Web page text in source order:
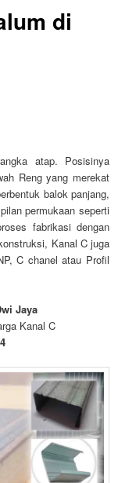
di
atap. Posisinya
Reng yang merekat
balok panjang,
permukaan seperti
fabrikasi dengan
Kanal C juga
C chanel atau Profil
Jaya
Kanal C